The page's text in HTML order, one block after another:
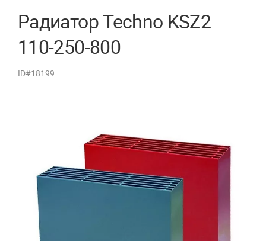
Радиатор Techno KSZ2
110-250-800
ID#18199